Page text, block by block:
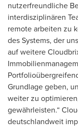
nutzerfreundliche
interdisziplinären
remote arbeiten zu
des Systems, der
auf weitere
Grundlage geben,
weiter zu
gewährleisten.“
deutschlandweit